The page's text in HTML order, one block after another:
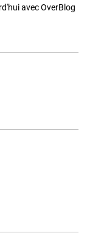
avec OverBlog